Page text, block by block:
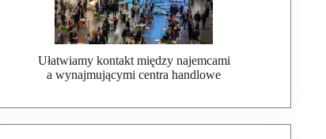
Ułatwiamy kontakt między najemcami
a wynajmującymi centra handlowe